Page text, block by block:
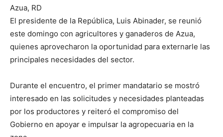
Azua, RD
El presidente de la República, Luis Abinader, se reunió
este domingo con agricultores y ganaderos de Azua,
quienes aprovecharon la oportunidad para externarle las
principales necesidades del sector.
Durante el encuentro, el primer mandatario se mostró
interesado en las solicitudes y necesidades planteadas
por los productores y reiteró el compromiso del
Gobierno en apoyar e impulsar la agropecuaria en la